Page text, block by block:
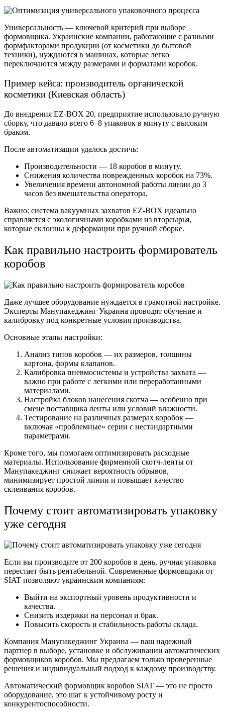
Универсальность — ключевой критерий при выборе
формовщика. Украинские компании, работающие с разными
формфакторами продукции (от косметики до бытовой
техники), нуждаются в машинах, которые легко
переключаются между размерами и форматами коробок.
Пример кейса: производитель органической
косметики (Киевская область)
До внедрения EZ-BOX 20, предприятие использовало ручную
сборку, что давало всего 6–8 упаковок в минуту с высоким
браком.
После автоматизации удалось достичь:
Производительности — 18 коробов в минуту.
Снижения количества поврежденных коробок на 73%.
Увеличения времени автономной работы линии до 3
часов без вмешательства оператора.
Важно: система вакуумных захватов EZ-BOX идеально
справляется с экологичными коробками из вторсырья,
которые склонны к деформации при ручной сборке.
Как правильно настроить формирователь
коробов
Даже лучшее оборудование нуждается в грамотной настройке.
Эксперты Манупакеджинг Украина проводят обучение и
калибровку под конкретные условия производства.
Основные этапы настройки:
Анализ типов коробов — их размеров, толщины
картона, формы клапанов.
Калибровка пневмосистемы и устройства захвата —
важно при работе с легкими или переработанными
материалами.
Настройка блоков нанесения скотча — особенно при
смене поставщика ленты или условий влажности.
Тестирование на различных размерах коробок —
включая «проблемные» серии с нестандартными
параметрами.
Кроме того, мы помогаем оптимизировать расходные
материалы. Использование фирменной скотч-ленты от
Манупакеджинг снижает вероятность обрывов,
минимизирует простой линии и повышает качество
склеивания коробов.
Почему стоит автоматизировать упаковку
уже сегодня
Если вы производите от 200 коробов в день, ручная упаковка
перестает быть рентабельной. Современные формовщики от
SIAT позволяют украинским компаниям:
Выйти на экспортный уровень продуктивности и
качества.
Снизить издержки на персонал и брак.
Повысить скорость и стабильность работы склада.
Компания Манупакеджинг Украина — ваш надежный
партнер в выборе, установке и обслуживании автоматических
формовщиков коробов. Мы предлагаем только проверенные
решения и индивидуальный подход к каждому производству.
Автоматический формовщик коробов SIAT — это не просто
оборудование, это шаг к устойчивому росту и
конкурентоспособности.